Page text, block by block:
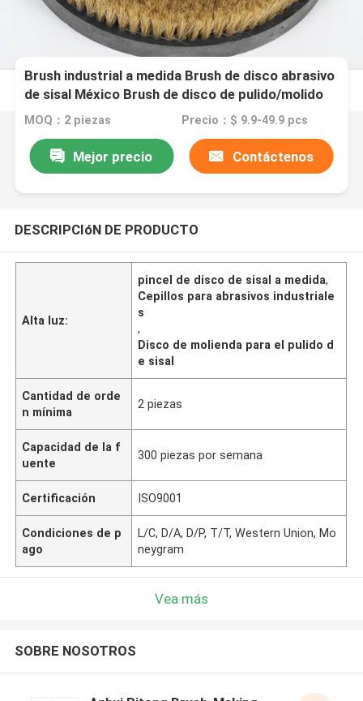
Brush industrial a medida Brush de disco abrasivo
de sisal México Brush de disco de pulido/molido
de sisal importado
MOQ：2 piezas Precio：$ 9.9-49.9 pcs
Mejor precio Contáctenos
DESCRIPCIóN DE PRODUCTO
Alta luz:
pincel de disco de sisal a medida,
Cepillos para abrasivos industriale
s
,
Disco de molienda para el pulido d
e sisal
Cantidad de orde
n mínima
2 piezas
Capacidad de la f
uente
300 piezas por semana
Certificación ISO9001
Condiciones de p
ago
L/C, D/A, D/P, T/T, Western Union, Mo
neygram
Vea más
SOBRE NOSOTROS